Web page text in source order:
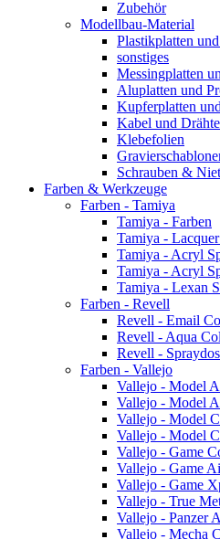
Zubehör
Modellbau-Material
Plastikplatten
sonstiges
Messingplatten
Aluplatten und
Kupferplatten
Kabel und Drähte
Klebefolien
Schrauben &
Farben & Werkzeuge
Farben - Tamiya
Tamiya - Farben
Tamiya -
Tamiya - Acryl
Tamiya - Acryl
Tamiya - Lexan
Farben - Revell
Revell - Email
Revell - Aqua
Revell -
Farben - Vallejo
Vallejo - Model
Vallejo - Model
Vallejo - Model
Vallejo - Model
Vallejo - Game
Vallejo - Game
Vallejo - Game
Vallejo - True
Vallejo - Panzer
Vallejo - Mecha